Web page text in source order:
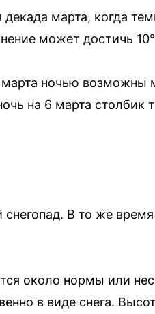
марта, когда
может достичь
ночью возможны
на 6 марта
В то же
около нормы или
в виде снега.